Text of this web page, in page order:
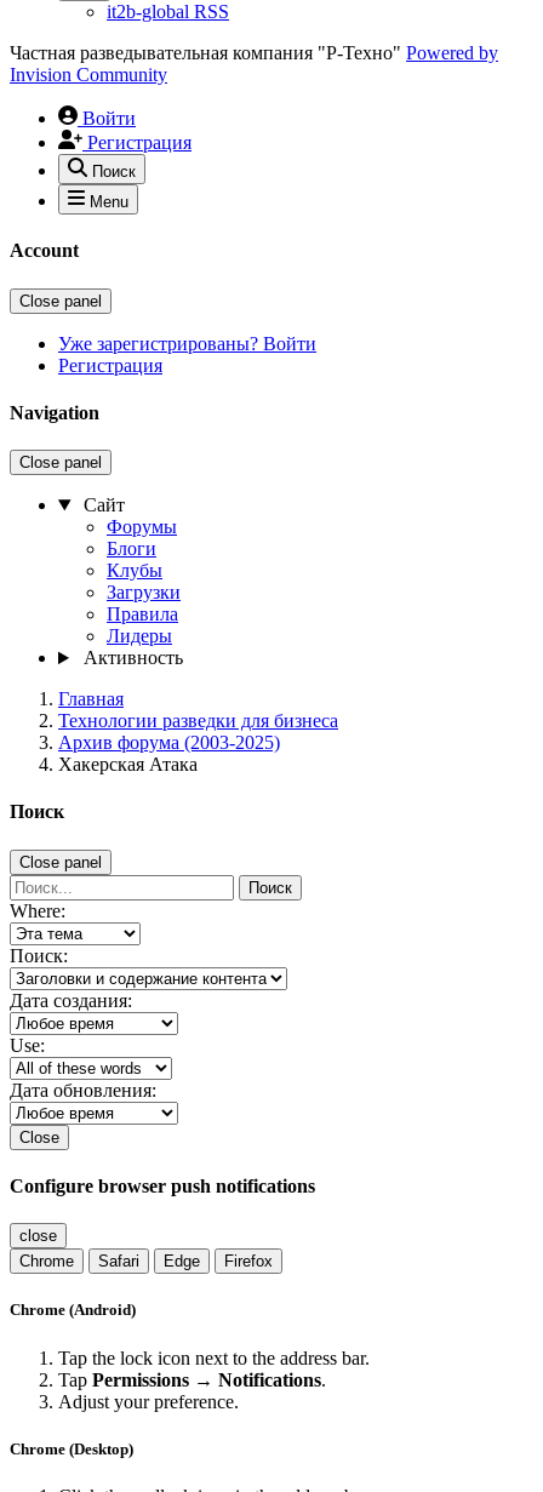
it2b-global RSS
Частная разведывательная компания "Р-Техно" Powered by
Invision Community
Войти
Регистрация
Поиск
Menu
Account
Close panel
Уже зарегистрированы? Войти
Регистрация
Navigation
Close panel
Сайт
Форумы
Блоги
Клубы
Загрузки
Правила
Лидеры
Активность
Главная
Технологии разведки для бизнеса
Архив форума (2003-2025)
Хакерская Атака
Поиск
Close panel
Поиск
Where:
Поиск:
Дата создания:
Use:
Дата обновления:
Close
Configure browser push notifications
close
Chrome
Safari Edge Firefox
Chrome (Android)
Tap the lock icon next to the address bar.
Tap Permissions → Notifications.
Adjust your preference.
Chrome (Desktop)